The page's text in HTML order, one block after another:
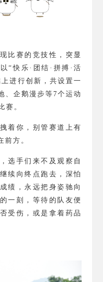
比赛的竞技性，突显
“快乐·团结·拼搏·活
进行创新，共设置一
、企鹅漫步等 7个运动
赛。
着你，别管赛道上有
前方。
选手们来不及观察自
续向终点跑去，深怕
绩，永远把身姿驰向
一刻，等待的队友便
受伤，或是拿着药品